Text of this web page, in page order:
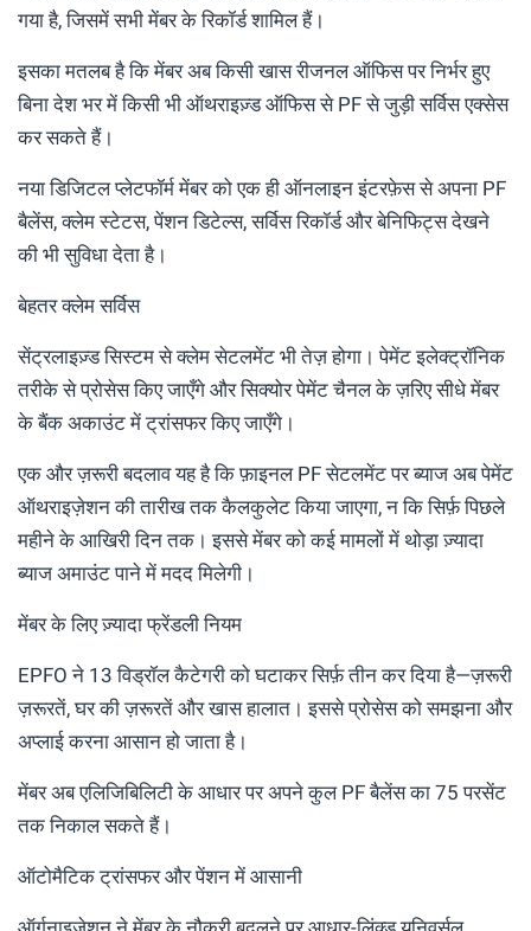
गया है, जिसमें सभी मेंबर के रिकॉर्ड शामिल हैं।
इसका मतलब है कि मेंबर अब किसी खास रीजनल ऑफिस पर निर्भर हुए
बिना देश भर में किसी भी ऑथराइज़्ड ऑफिस से PF से जुड़ी सर्विस एक्सेस
कर सकते हैं।
नया डिजिटल प्लेटफॉर्म मेंबर को एक ही ऑनलाइन इंटरफ़ेस से अपना PF
बैलेंस, क्लेम स्टेटस, पेंशन डिटेल्स, सर्विस रिकॉर्ड और बेनिफिट्स देखने
की भी सुविधा देता है।
बेहतर क्लेम सर्विस
सेंट्रलाइज़्ड सिस्टम से क्लेम सेटलमेंट भी तेज़ होगा। पेमेंट इलेक्ट्रॉनिक
तरीके से प्रोसेस किए जाएँगे और सिक्योर पेमेंट चैनल के ज़रिए सीधे मेंबर
के बैंक अकाउंट में ट्रांसफर किए जाएँगे।
एक और ज़रूरी बदलाव यह है कि फ़ाइनल PF सेटलमेंट पर ब्याज अब पेमेंट
ऑथराइज़ेशन की तारीख तक कैलकुलेट किया जाएगा, न कि सिर्फ़ पिछले
महीने के आखिरी दिन तक। इससे मेंबर को कई मामलों में थोड़ा ज़्यादा
ब्याज अमाउंट पाने में मदद मिलेगी।
मेंबर के लिए ज़्यादा फ्रेंडली नियम
EPFO ने 13 विड्रॉल कैटेगरी को घटाकर सिर्फ़ तीन कर दिया है—ज़रूरी
ज़रूरतें, घर की ज़रूरतें और खास हालात। इससे प्रोसेस को समझना और
अप्लाई करना आसान हो जाता है।
मेंबर अब एलिजिबिलिटी के आधार पर अपने कुल PF बैलेंस का 75 परसेंट
तक निकाल सकते हैं।
ऑटोमैटिक ट्रांसफर और पेंशन में आसानी